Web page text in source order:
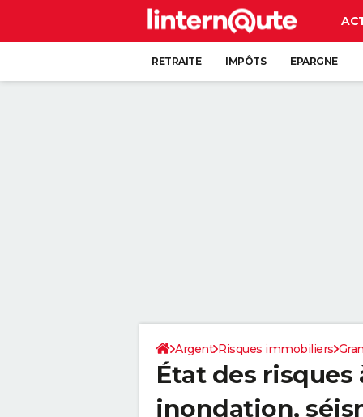
RETRAITE IMPÔTS EPARGNE
Argent Risques immobiliers
État des risques
inondation,